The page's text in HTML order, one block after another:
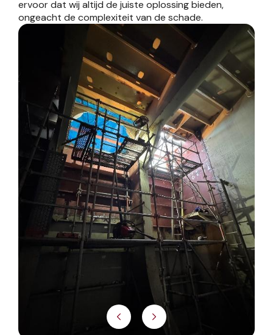
ervoor dat wij altijd de juiste oplossing bieden,
ongeacht de complexiteit van de schade.